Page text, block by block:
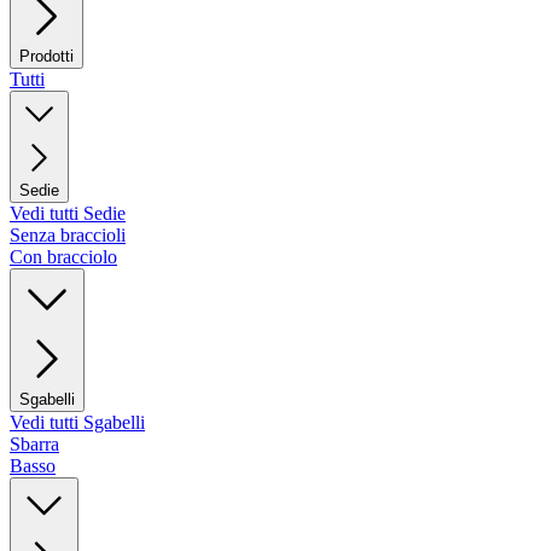
Prodotti
Tutti
Sedie
Vedi tutti Sedie
Senza braccioli
Con bracciolo
Sgabelli
Vedi tutti Sgabelli
Sbarra
Basso